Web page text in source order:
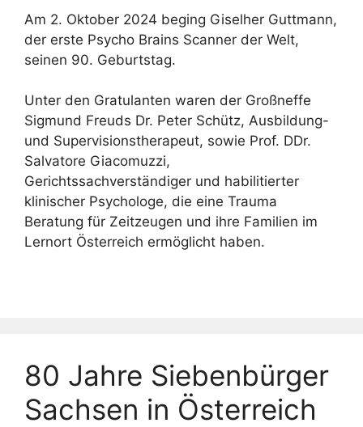
Am 2. Oktober 2024 beging Giselher Guttmann,
der erste Psycho Brains Scanner der Welt,
seinen 90. Geburtstag.
Unter den Gratulanten waren der Großneffe
Sigmund Freuds Dr. Peter Schütz, Ausbildung-
und Supervisionstherapeut, sowie Prof. DDr.
Salvatore Giacomuzzi,
Gerichtssachverständiger und habilitierter
klinischer Psychologe, die eine Trauma
Beratung für Zeitzeugen und ihre Familien im
Lernort Österreich ermöglicht haben.
80 Jahre Siebenbürger
Sachsen in Österreich